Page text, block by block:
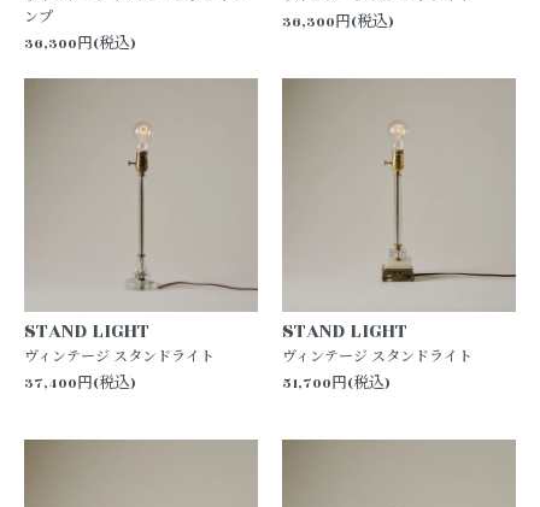
ンプ
36,300円(税込)
36,300円(税込)
STAND LIGHT
ヴィンテージ スタンドライト
37,400円(税込)
STAND LIGHT
ヴィンテージ スタンドライト
51,700円(税込)